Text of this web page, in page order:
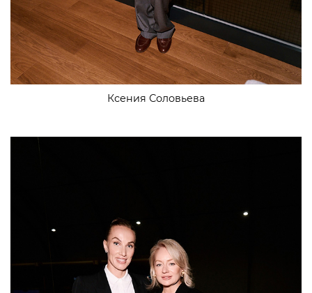
Ксения Соловьева